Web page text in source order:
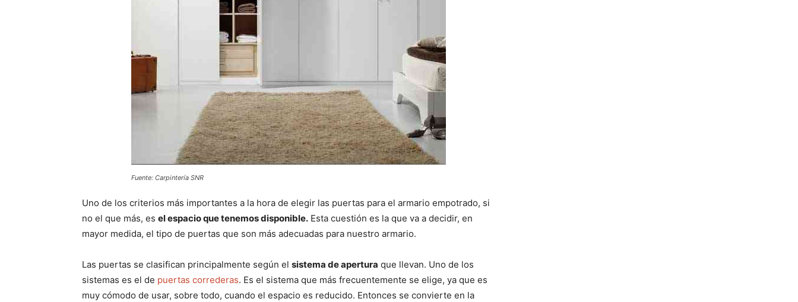
Fuente: Carpintería SNR
Uno de los criterios más importantes a la hora de elegir las puertas para el armario empotrado, si
no el que más, es el espacio que tenemos disponible. Esta cuestión es la que va a decidir, en
mayor medida, el tipo de puertas que son más adecuadas para nuestro armario.
Las puertas se clasifican principalmente según el sistema de apertura que llevan. Uno de los
sistemas es el de puertas correderas. Es el sistema que más frecuentemente se elige, ya que es
muy cómodo de usar, sobre todo, cuando el espacio es reducido. Entonces se convierte en la